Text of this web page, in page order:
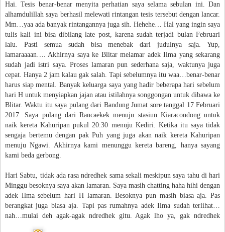
Hai. Tesis benar-benar menyita perhatian saya selama sebulan ini. Dan
alhamdulillah saya berhasil melewati rintangan tesis tersebut dengan lancar.
Mm…yaa ada banyak rintangannya juga sih. Hehehe… Hal yang ingin saya
tulis kali ini bisa dibilang late post, karena sudah terjadi bulan Februari
lalu. Pasti semua sudah bisa menebak dari judulnya saja. Yup,
lamaraaaan…. Akhirnya saya ke Blitar melamar adek Ilma yang sekarang
sudah jadi istri saya. Proses lamaran pun sederhana saja, waktunya juga
cepat. Hanya 2 jam kalau gak salah. Tapi sebelumnya itu waa…benar-benar
harus siap mental. Banyak keluarga saya yang hadir beberapa hari sebelum
hari H untuk menyiapkan jajan atau istilahnya songgongan untuk dibawa ke
Blitar. Waktu itu saya pulang dari Bandung Jumat sore tanggal 17 Februari
2017. Saya pulang dari Rancaekek menuju stasiun Kiaracondong untuk
naik kereta Kahuripan pukul 20:30 menuju Kediri. Ketika itu saya tidak
sengaja bertemu dengan pak Puh yang juga akan naik kereta Kahuripan
menuju Ngawi. Akhirnya kami menunggu kereta bareng, hanya sayang
kami beda gerbong.
Hari Sabtu, tidak ada rasa ndredhek sama sekali meskipun saya tahu di hari
Minggu besoknya saya akan lamaran. Saya masih chatting haha hihi dengan
adek Ilma sebelum hari H lamaran. Besoknya pun masih biasa aja. Pas
berangkat juga biasa aja. Tapi pas rumahnya adek Ilma sudah terlihat…
nah…mulai deh agak-agak ndredhek gitu. Agak lho ya, gak ndredhek